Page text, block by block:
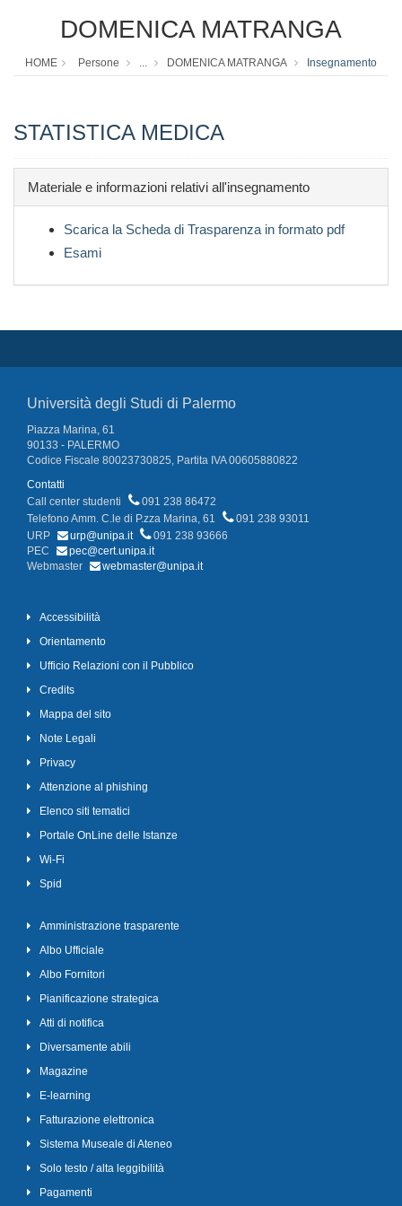
DOMENICA MATRANGA
HOME Persone ... DOMENICA MATRANGA Insegnamento
STATISTICA MEDICA
Materiale e informazioni relativi all'insegnamento
Scarica la Scheda di Trasparenza in formato pdf
Esami
Università degli Studi di Palermo
Piazza Marina, 61
90133 - PALERMO
Codice Fiscale 80023730825, Partita IVA 00605880822
Contatti
Call center studenti
091 238 86472
Telefono Amm. C.le di P.zza Marina, 61
091 238 93011
URP
urp@unipa.it
091 238 93666
PEC
pec@cert.unipa.it
Webmaster
webmaster@unipa.it
Accessibilità
Orientamento
Ufficio Relazioni con il Pubblico
Credits
Mappa del sito
Note Legali
Privacy
Attenzione al phishing
Elenco siti tematici
Portale OnLine delle Istanze
Wi-Fi
Spid
Amministrazione trasparente
Albo Ufficiale
Albo Fornitori
Pianificazione strategica
Atti di notifica
Diversamente abili
Magazine
E-learning
Fatturazione elettronica
Sistema Museale di Ateneo
Solo testo / alta leggibilità
Pagamenti